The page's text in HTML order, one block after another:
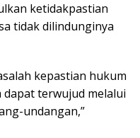
ketidakpastian
tidak dilindunginya
kepastian hukum
terwujud melalui
undangan,”